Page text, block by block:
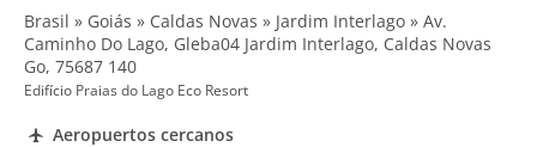
Brasil » Goiás » Caldas Novas » Jardim Interlago » Av.
Caminho Do Lago, Gleba04 Jardim Interlago, Caldas Novas
Go, 75687 140
Edifício Praias do Lago Eco Resort
Aeropuertos cercanos